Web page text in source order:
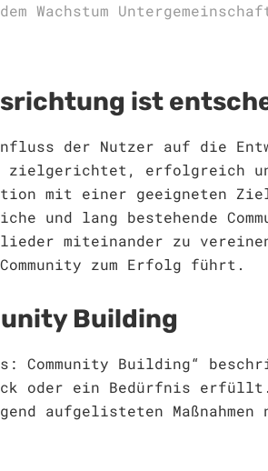
Wachstum
ist
der Nutzer auf die
erfolgreich
mit einer geeigneten
und lang bestehende
miteinander zu
zum Erfolg führt.
Building
Community Building“
oder ein Bedürfnis erfüllt.
aufgelisteten